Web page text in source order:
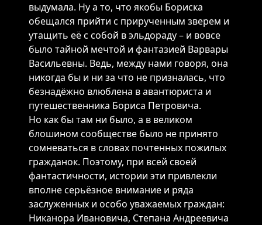
выдумала. Ну а то, что якобы Бориска
обещался прийти с прирученным зверем и
утащить её с собой в эльдораду – и вовсе
было тайной мечтой и фантазией Варвары
Васильевны. Ведь, между нами говоря, она
никогда бы и ни за что не призналась, что
безнадёжно влюблена в авантюриста и
путешественника Бориса Петровича.
Но как бы там ни было, а в великом
блошином сообществе было не принято
сомневаться в словах почтенных пожилых
гражданок. Поэтому, при всей своей
фантастичности, истории эти привлекли
вполне серьёзное внимание и ряда
заслуженных и особо уважаемых граждан:
Никанора Ивановича, Степана Андреевича